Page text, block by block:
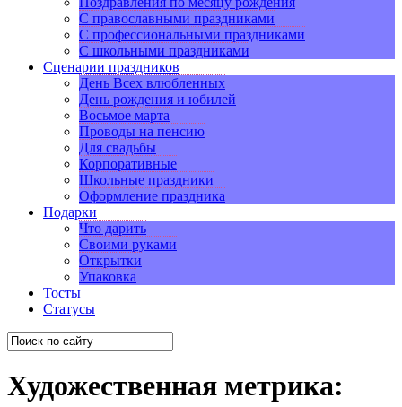
С православными праздниками
С профессиональными праздниками
С школьными праздниками
Сценарии праздников
День Всех влюбленных
День рождения и юбилей
Восьмое марта
Проводы на пенсию
Для свадьбы
Корпоративные
Школьные праздники
Оформление праздника
Подарки
Что дарить
Своими руками
Открытки
Упаковка
Тосты
Статусы
Художественная метрика: